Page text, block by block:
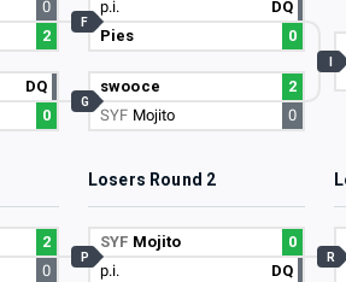
0
2
DQ
0
p.i.
DQ
Pies
0
F
swooce
2
SYF Mojito 0
G
Losers Round 2
2
0
SYF Mojito
0
p.i.
DQ
P R